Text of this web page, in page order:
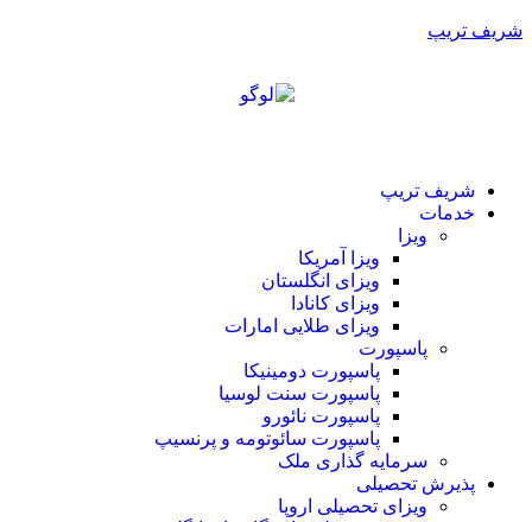
شریف تریپ
شریف تریپ
خدمات
ویزا
ویزا آمریکا
ویزای انگلستان
ویزای کانادا
ویزای طلایی امارات
پاسپورت
پاسپورت دومینیکا
پاسپورت سنت لوسیا
پاسپورت نائورو
پاسپورت سائوتومه و پرنسیپ
سرمایه گذاری ملک
پذیرش تحصیلی
ویزای تحصیلی اروپا